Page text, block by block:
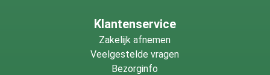
Klantenservice
Zakelijk afnemen
Veelgestelde vragen
Bezorginfo